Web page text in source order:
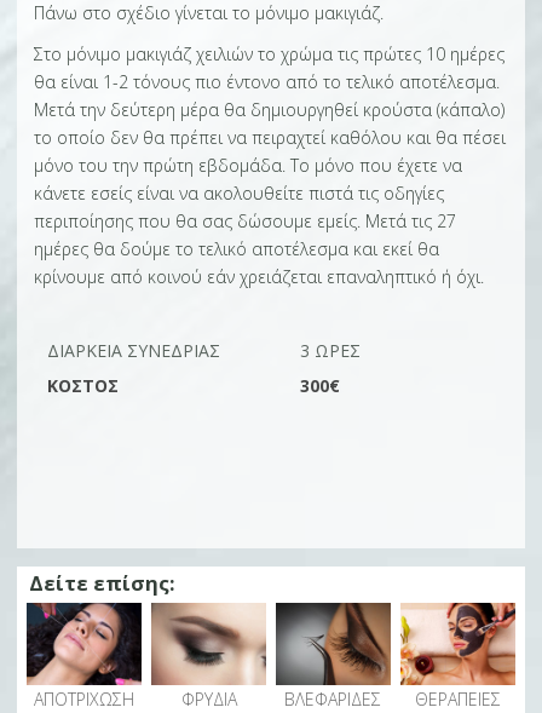
Πάνω στο σχέδιο γίνεται το μόνιμο μακιγιάζ.
Στο μόνιμο μακιγιάζ χειλιών το χρώμα τις πρώτες 10 ημέρες
θα είναι 1-2 τόνους πιο έντονο από το τελικό αποτέλεσμα.
Μετά την δεύτερη μέρα θα δημιουργηθεί κρούστα (κάπαλο)
το οποίο δεν θα πρέπει να πειραχτεί καθόλου και θα πέσει
μόνο του την πρώτη εβδομάδα. Το μόνο που έχετε να
κάνετε εσείς είναι να ακολουθείτε πιστά τις οδηγίες
περιποίησης που θα σας δώσουμε εμείς. Μετά τις 27
ημέρες θα δούμε το τελικό αποτέλεσμα και εκεί θα
κρίνουμε από κοινού εάν χρειάζεται επαναληπτικό ή όχι.
ΔΙΆΡΚΕΙΑ ΣΥΝΕΔΡΊΑΣ
3 ΏΡΕΣ
ΚΌΣΤΟΣ
300€
Δείτε επίσης:
ΑΠΟΤΡΙΧΩΣΗ
ΦΡΥΔΙΑ
ΒΛΕΦΑΡΙΔΕΣ
ΘΕΡΑΠΕΙΕΣ